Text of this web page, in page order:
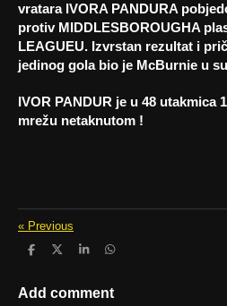
vratara IVORA PANDURA
protiv MIDDLESBOROUGHA
LEAGUEU. Izvrstan rezultat i
jedinog gola bio je McBurnie u
IVOR PANDUR je u 48 utakmica
mrežu netaknutom !
« Previous
S
r
e
S
r
e
S
r
e
S
r
e
Add comment